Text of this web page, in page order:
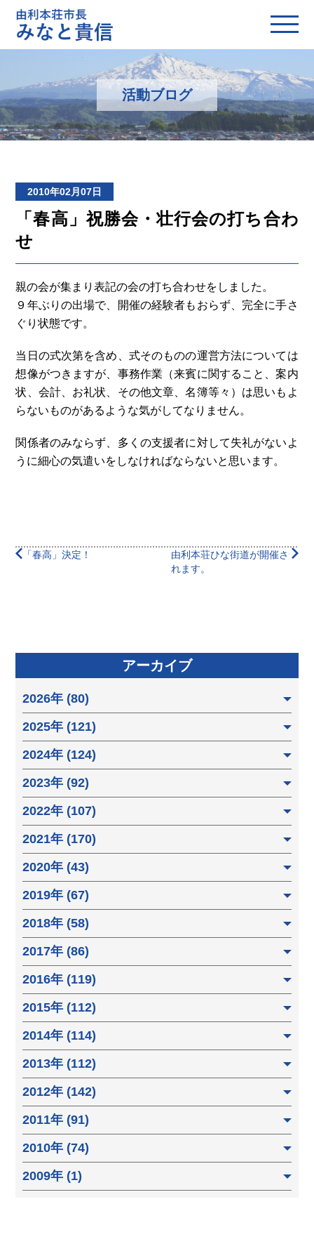
活動ブログ
2010年02月07日
「春高」祝勝会・壮行会の打ち合わ
せ
親の会が集まり表記の会の打ち合わせをしました。
９年ぶりの出場で、開催の経験者もおらず、完全に手さ
ぐり状態です。
当日の式次第を含め、式そのものの運営方法については
想像がつきますが、事務作業（来賓に関すること、案内
状、会計、お礼状、その他文章、名簿等々）は思いもよ
らないものがあるような気がしてなりません。
関係者のみならず、多くの支援者に対して失礼がないよ
うに細心の気遣いをしなければならないと思います。
「春高」決定！
由利本荘ひな街道が開催さ
れます。
アーカイブ
2026年 (80)
2025年 (121)
2024年 (124)
2023年 (92)
2022年 (107)
2021年 (170)
2020年 (43)
2019年 (67)
2018年 (58)
2017年 (86)
2016年 (119)
2015年 (112)
2014年 (114)
2013年 (112)
2012年 (142)
2011年 (91)
2010年 (74)
2009年 (1)